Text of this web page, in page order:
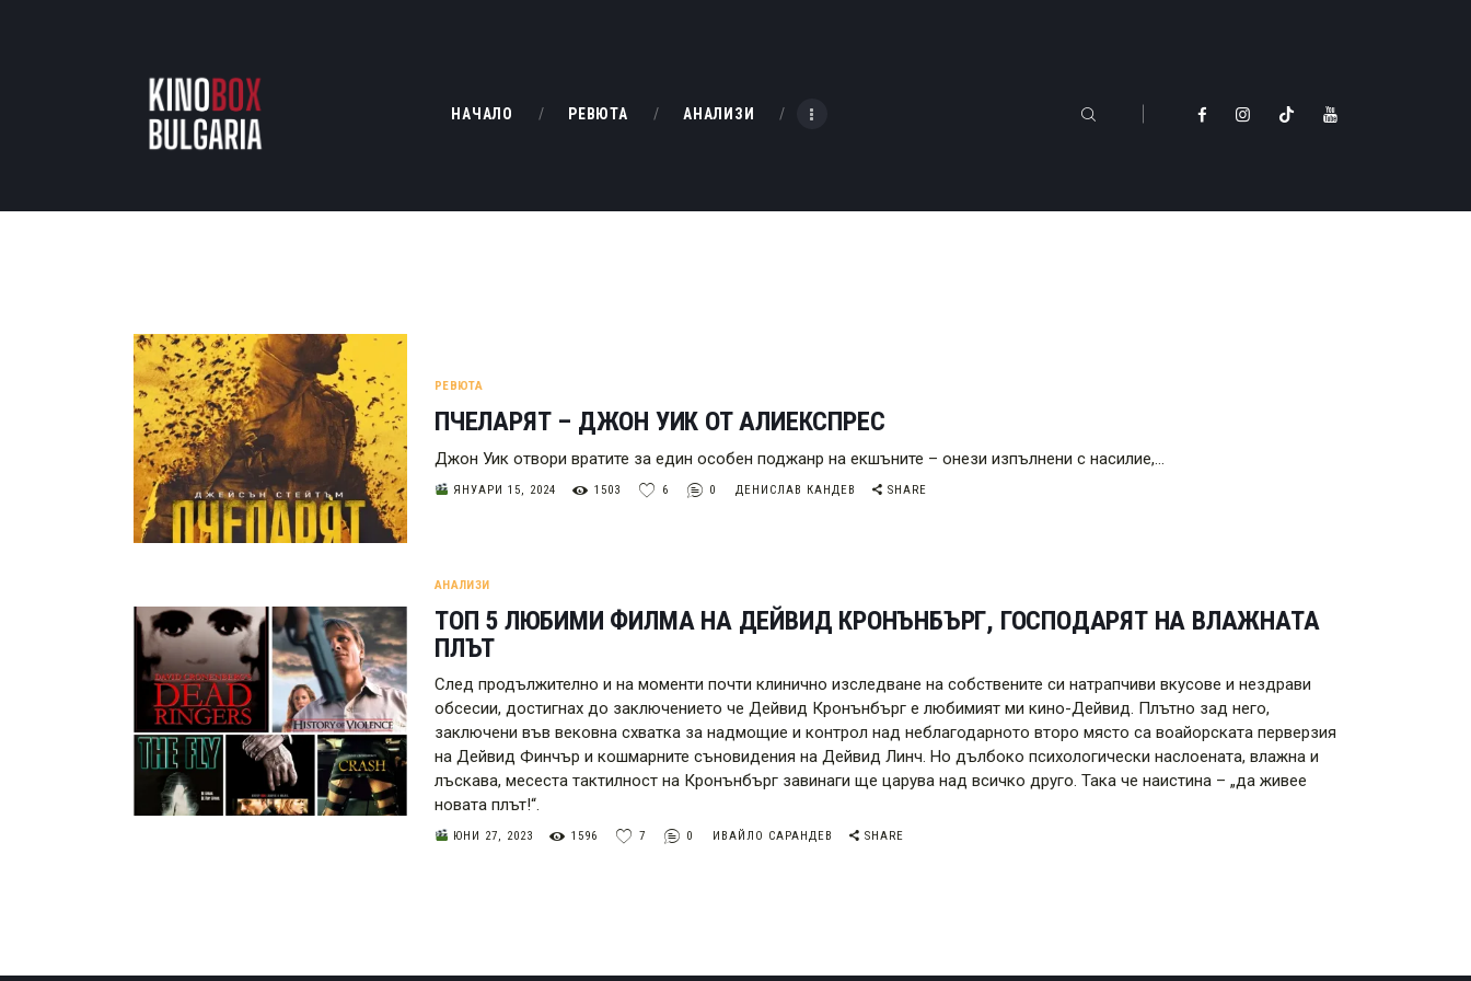
НАЧАЛО РЕВЮТА АНАЛИЗИ
РЕВЮТА
БАХТИ НАГРАДИТЕ
РЕВЮТА
ПЧЕЛАРЯТ – ДЖОН УИК ОТ АЛИЕКСПРЕС
Джон Уик отвори вратите за един особен поджанр на екшъните – онези изпълнени с насилие,…
ЯНУАРИ 15, 2024 1503 6 0 ДЕНИСЛАВ КАНДЕВ SHARE
АНАЛИЗИ
ТОП 5 ЛЮБИМИ ФИЛМА НА ДЕЙВИД КРОНЪНБЪРГ, ГОСПОДАРЯТ НА ВЛАЖНАТА
ПЛЪТ
След продължително и на моменти почти клинично изследване на собствените си натрапчиви вкусове и нездрави
обсесии, достигнах до заключението че Дейвид Кронънбърг е любимият ми кино-Дейвид. Плътно зад него,
заключени във вековна схватка за надмощие и контрол над неблагодарното второ място са воайорската перверзия
на Дейвид Финчър и кошмарните съновидения на Дейвид Линч. Но дълбоко психологически наслоената, влажна и
лъскава, месеста тактилност на Кронънбърг завинаги ще царува над всичко друго. Така че наистина – „да живее
новата плът!“.
ЮНИ 27, 2023 1596 7 0 ИВАЙЛО САРАНДЕВ SHARE